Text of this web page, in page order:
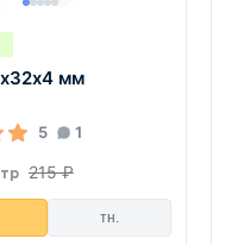
мм
5 1
215 ₽
тн.